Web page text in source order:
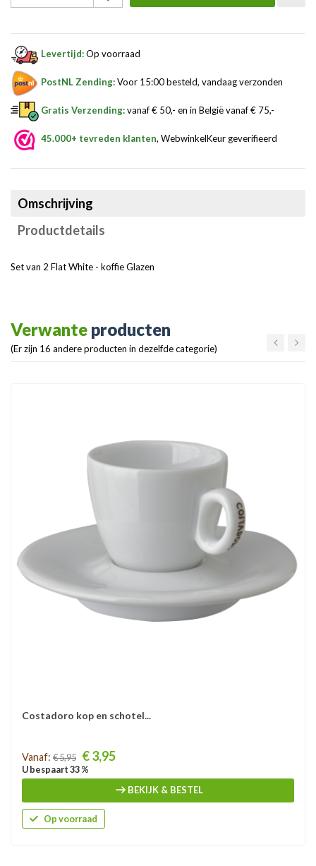
Levertijd:Op voorraad
PostNL Zending:Voor 15:00 besteld, vandaag verzonden
Gratis Verzending:vanaf € 50,- en in België vanaf € 75,-
45.000+ tevreden klanten, WebwinkelKeur geverifieerd
Omschrijving
Productdetails
Set van 2 Flat White - koffie Glazen
Verwante producten
(Er zijn 16 andere producten in dezelfde categorie)
Costadoro kop en schotel...
Prijs
Vanaf: € 5,95 € 3,95
U bespaart 33 %
BEKIJK & BESTEL
Op voorraad